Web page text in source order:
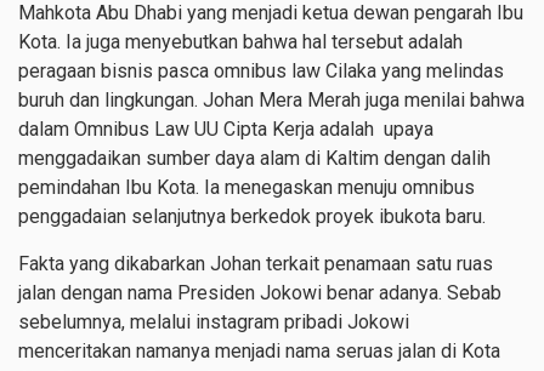
Mahkota Abu Dhabi yang menjadi ketua dewan pengarah Ibu
Kota. Ia juga menyebutkan bahwa hal tersebut adalah
peragaan bisnis pasca omnibus law Cilaka yang melindas
buruh dan lingkungan. Johan Mera Merah juga menilai bahwa
dalam Omnibus Law UU Cipta Kerja adalah upaya
menggadaikan sumber daya alam di Kaltim dengan dalih
pemindahan Ibu Kota. Ia menegaskan menuju omnibus
penggadaian selanjutnya berkedok proyek ibukota baru.
Fakta yang dikabarkan Johan terkait penamaan satu ruas
jalan dengan nama Presiden Jokowi benar adanya. Sebab
sebelumnya, melalui instagram pribadi Jokowi
menceritakan namanya menjadi nama seruas jalan di Kota